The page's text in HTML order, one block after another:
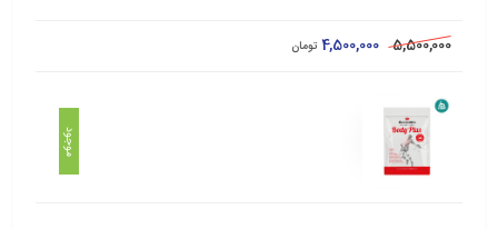
5,500,000
4,500,000 تومان
موجود